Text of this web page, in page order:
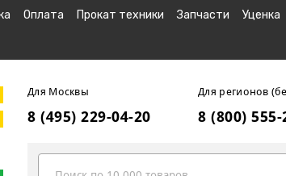
Оплата Прокат техники Запчасти Уценка
Для Москвы
8 (495) 229-04-20
Для регионов
8 (800) 555-